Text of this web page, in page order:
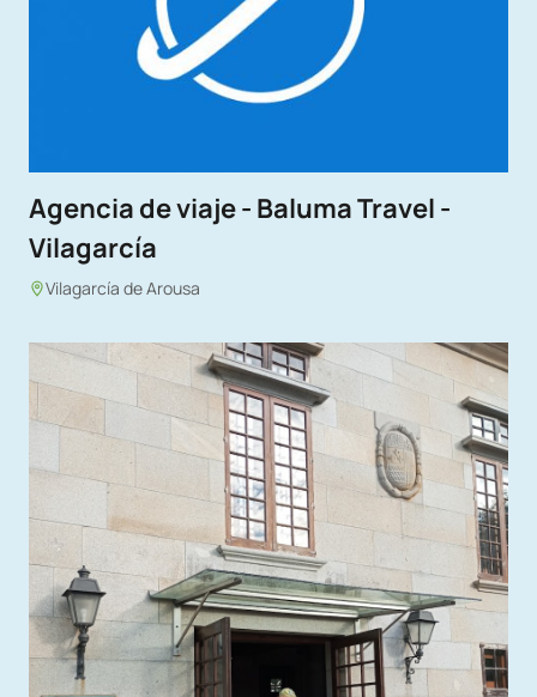
Agencia de viaje - Baluma Travel -
Vilagarcía
Vilagarcía de Arousa